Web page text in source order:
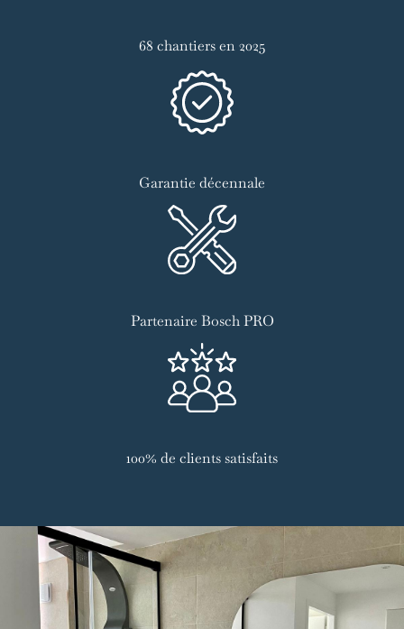
68 chantiers en 2025
Garantie décennale
Partenaire Bosch PRO
100% de clients satisfaits